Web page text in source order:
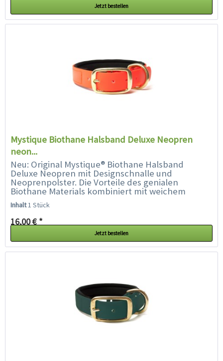
Jetzt bestellen
Mystique Biothane Halsband Deluxe Neopren
neon...
Neu: Original Mystique® Biothane Halsband
Deluxe Neopren mit Designschnalle und
Neoprenpolster. Die Vorteile des genialen
Biothane Materials kombiniert mit weichem
Neopren. Das robuste und pflegeleichte
Halsband ist in vielen Farben...
Inhalt1 Stück
16,00 € *
Jetzt bestellen